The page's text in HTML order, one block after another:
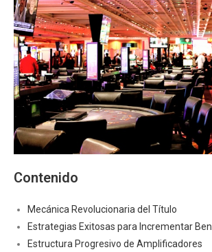
Contenido
Mecánica Revolucionaria del Título
Estrategias Exitosas para Incrementar
Estructura Progresivo de Amplificadores